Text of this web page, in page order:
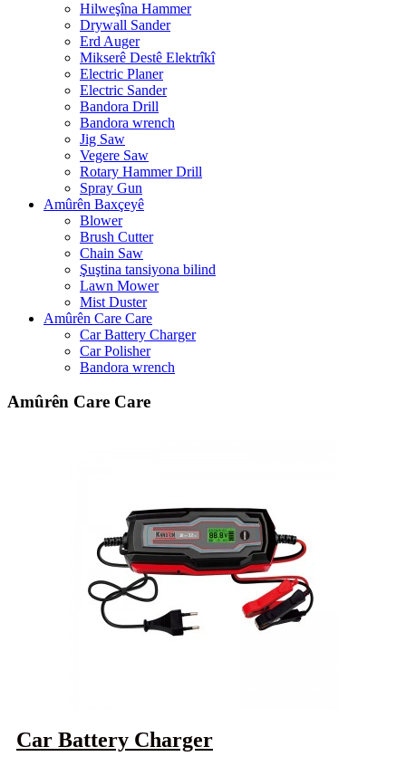
Hilweşîna Hammer
Drywall Sander
Erd Auger
Mikserê Destê Elektrîkî
Electric Planer
Electric Sander
Bandora Drill
Bandora wrench
Jig Saw
Vegere Saw
Rotary Hammer Drill
Spray Gun
Amûrên Baxçeyê
Blower
Brush Cutter
Chain Saw
Şuştina tansiyona bilind
Lawn Mower
Mist Duster
Amûrên Care Care
Car Battery Charger
Car Polisher
Bandora wrench
Amûrên Care Care
Car Battery Charger